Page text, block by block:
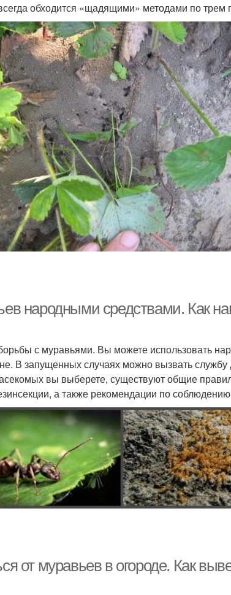
обходится «щадящими» методами по трем
народными средствами. Как
с муравьями. Вы можете использовать
В запущенных случаях можно вызвать службу
вы выберете, существуют общие
а также рекомендации по
от муравьев в огороде. Как